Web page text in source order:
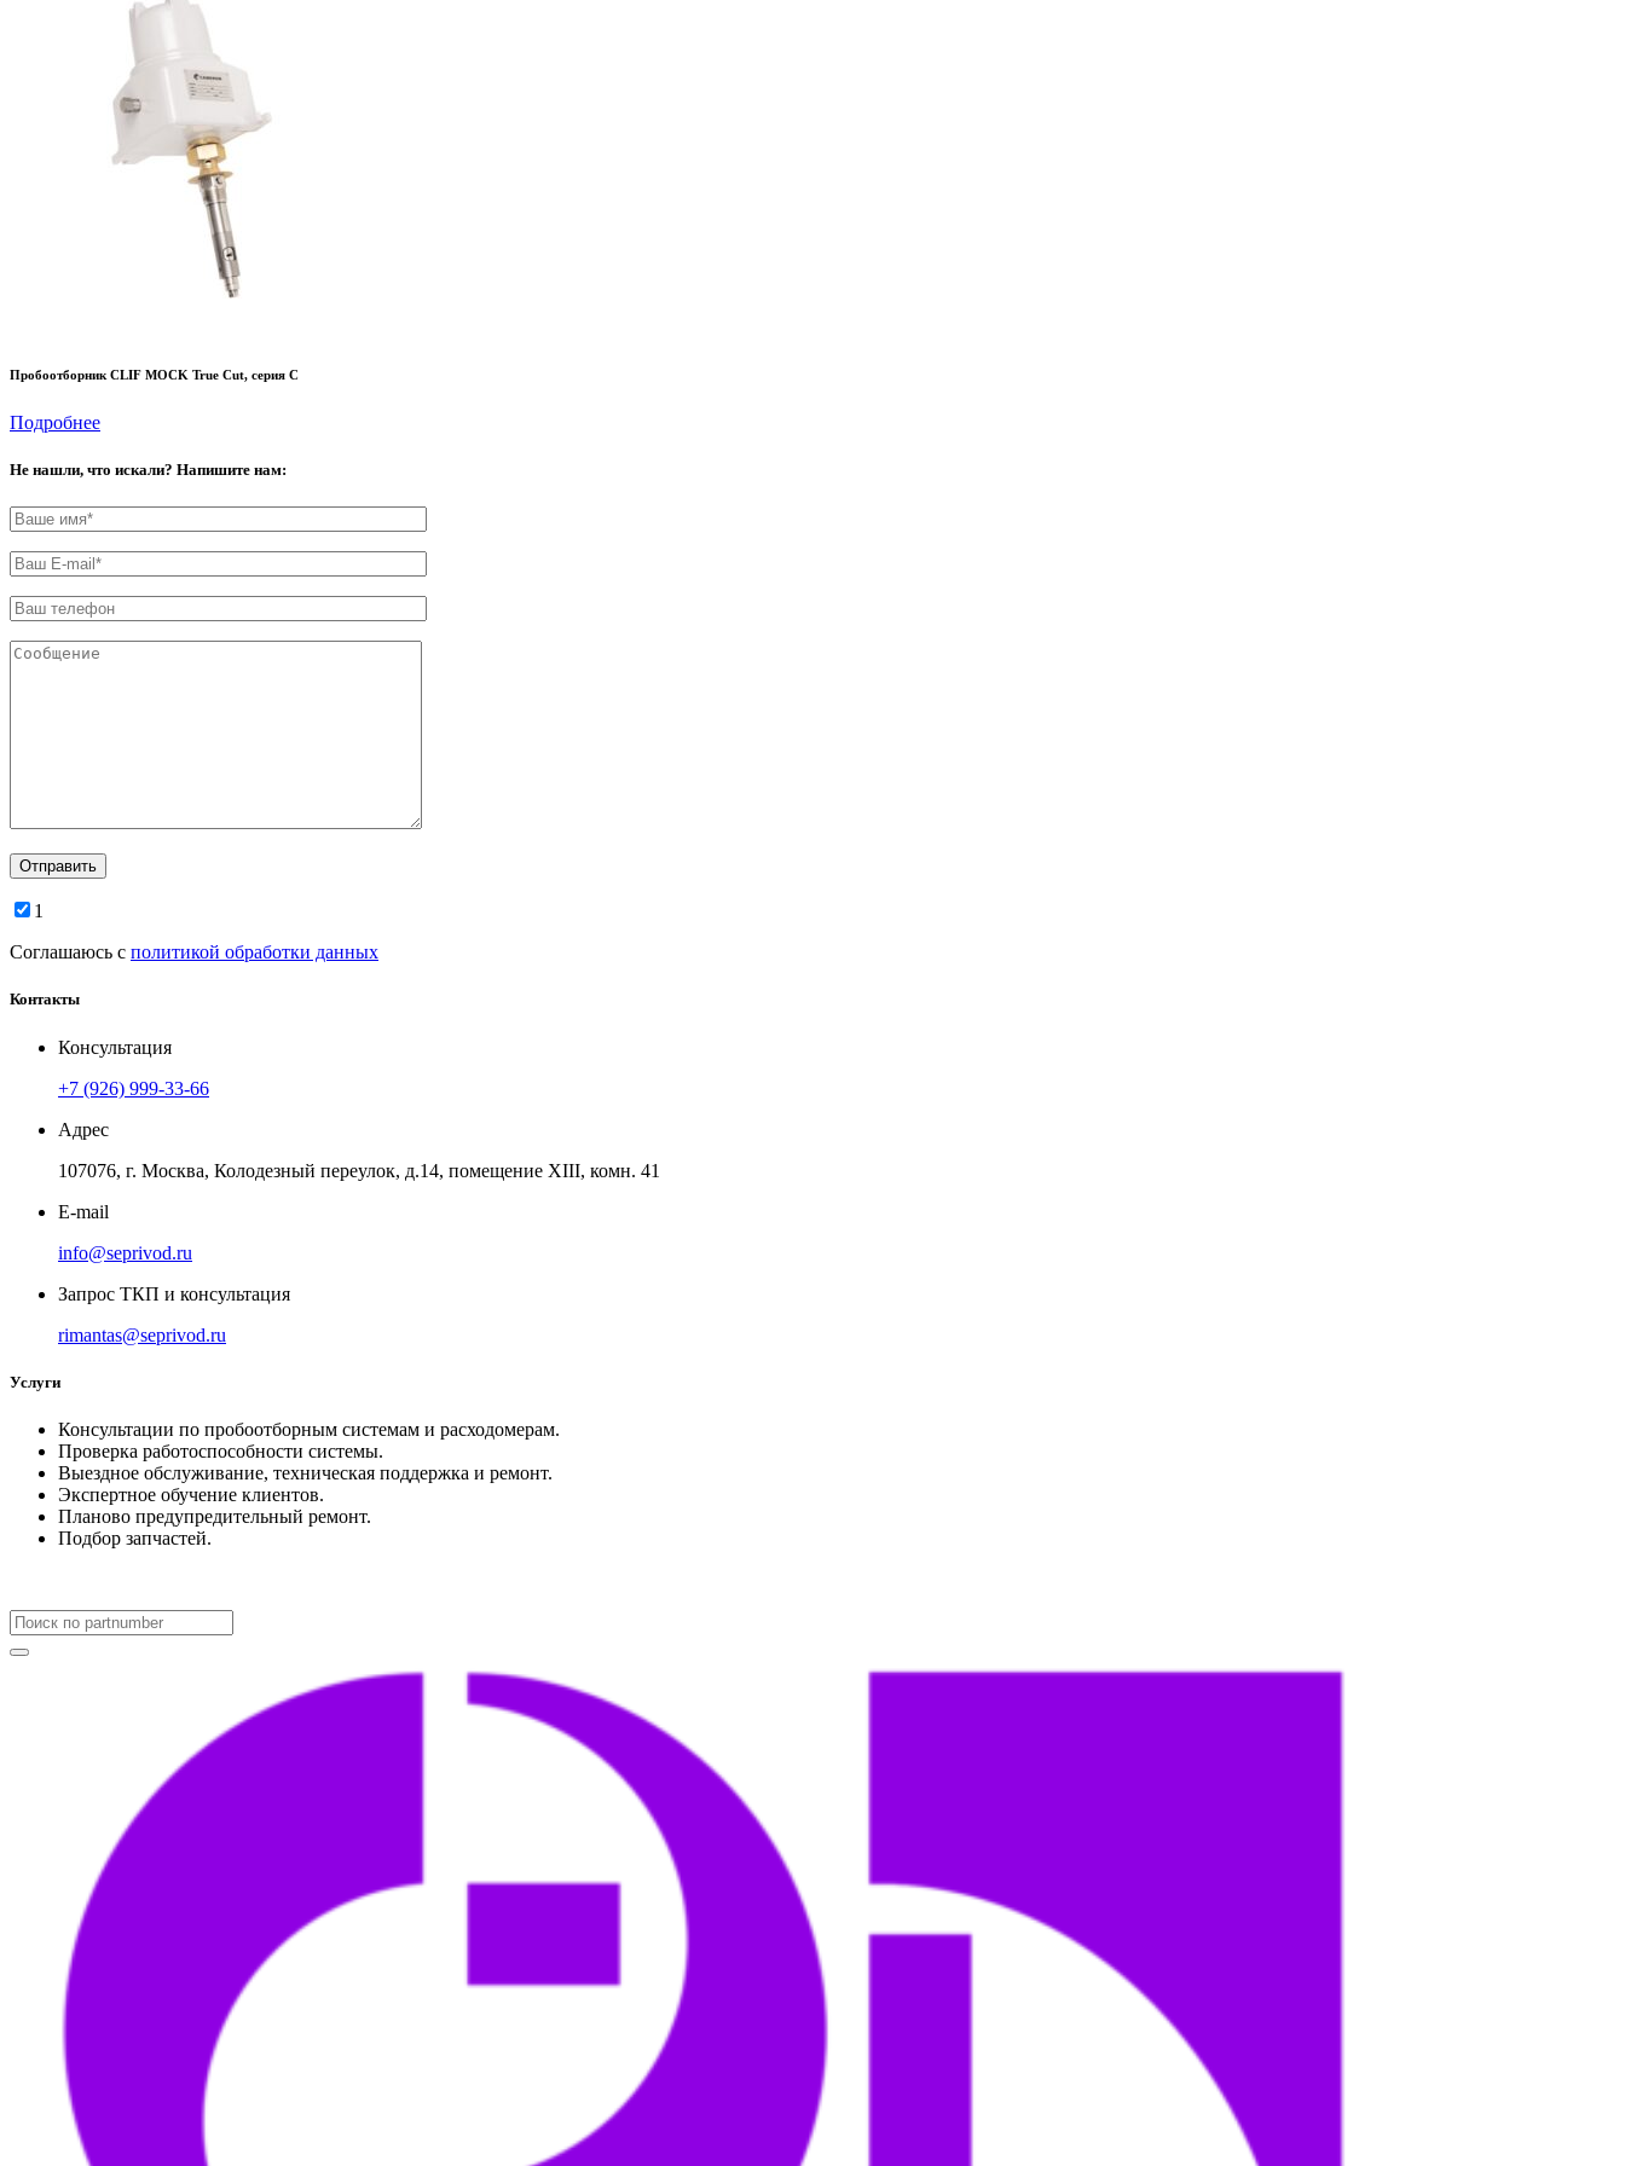
Пробоотборник CLIF MOCK True Cut, серия C
Подробнее
Не нашли, что искали? Напишите нам:
1
Соглашаюсь с политикой обработки данных
Контакты
Консультация
+7 (926) 999-33-66
Адрес
107076, г. Москва, Колодезный переулок, д.14, помещение ХIII, комн. 41
E-mail
info@seprivod.ru
Запрос ТКП и консультация
rimantas@seprivod.ru
Услуги
Консультации по пробоотборным системам и расходомерам.
Проверка работоспособности системы.
Выездное обслуживание, техническая поддержка и ремонт.
Экспертное обучение клиентов.
Планово предупредительный ремонт.
Подбор запчастей.